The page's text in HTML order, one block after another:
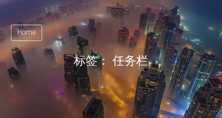
Home
标签： 任务栏